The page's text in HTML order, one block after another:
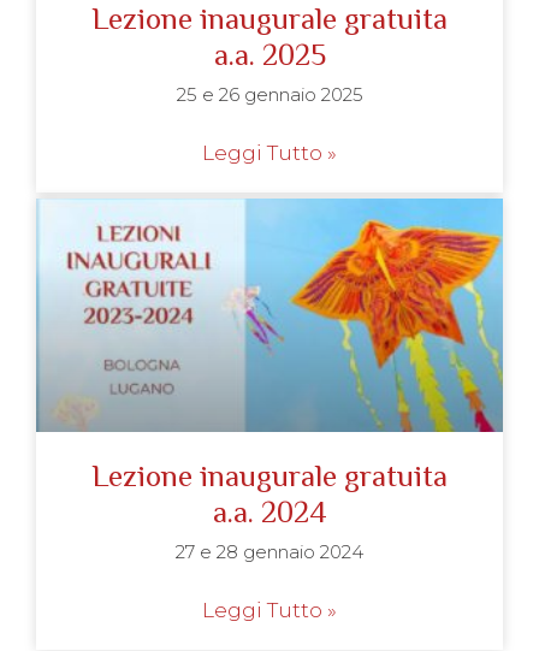
Lezione inaugurale gratuita
a.a. 2025
25 e 26 gennaio 2025
Leggi Tutto »
Lezione inaugurale gratuita
a.a. 2024
27 e 28 gennaio 2024
Leggi Tutto »